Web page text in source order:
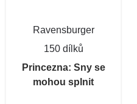
Ravensburger
150 dílků
Princezna: Sny se
mohou splnit